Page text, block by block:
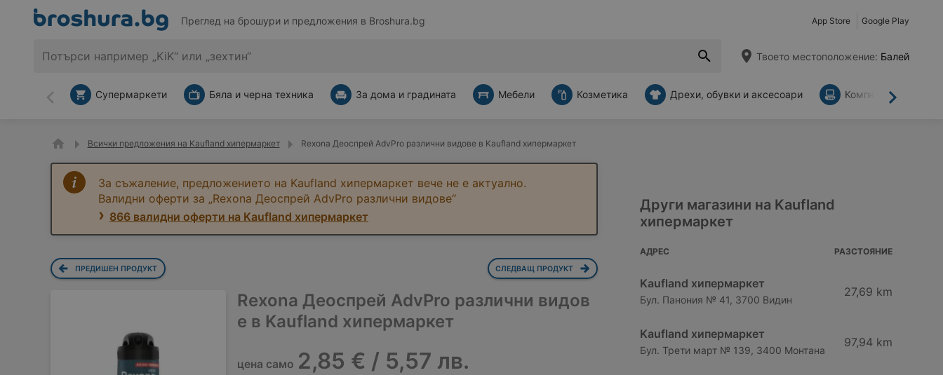
Преглед на брошури и предложения в Broshura.bg App Store Google Play
Твоето местоположение: Балей
Назад Напред
Супермаркети Бяла и черна техника За дома и градината Мебели Козметика Дрехи, обувки и аксесоари Компютри и
Всички предложения на Kaufland хипермаркет Rexona Деоспрей AdvPro различни видове в Kaufland хипермаркет
За съжаление, предложението на Kaufland хипермаркет вече не е актуално.
Валидни оферти за „Rexona Деоспрей AdvPro различни видове“
866 валидни оферти на Kaufland хипермаркет
ПРЕДИШЕН ПРОДУКТ СЛЕДВАЩ ПРОДУКТ
Rexona Деоспрей AdvPro различни видов
е в Kaufland хипермаркет
цена само 2,85 € / 5,57 лв.
Други магазини на Kaufland
хипермаркет
АДРЕС РАЗСТОЯНИЕ
Kaufland хипермаркет
Бул. Панония № 41, 3700 Видин
27,69 km
Kaufland хипермаркет
Бул. Трети март № 139, 3400 Монтана
97,94 km